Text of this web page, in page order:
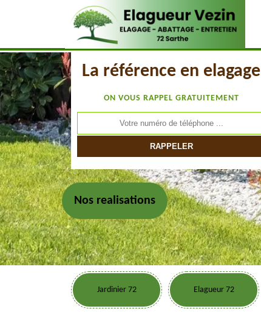
La référence en elagage
ON VOUS RAPPEL GRATUITEMENT
Nos realisations
Jardinier 72 Elagueur 72